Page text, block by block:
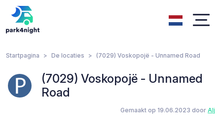
Startpagina De locaties (7029) Voskopojë - Unnamed Road
(7029) Voskopojë - Unnamed
Road
Gemaakt op 19.06.2023 door Alj